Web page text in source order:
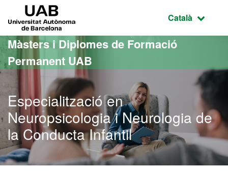
Ves al contingut principal
Ves a la navegació de la pàgina
Idioma
Català
Màsters i Diplomes de Formació
Permanent UAB
Especialització en
Neuropsicologia i Neurologia de
la Conducta Infantil